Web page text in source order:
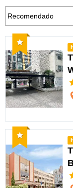
Recomendado
Recomendado